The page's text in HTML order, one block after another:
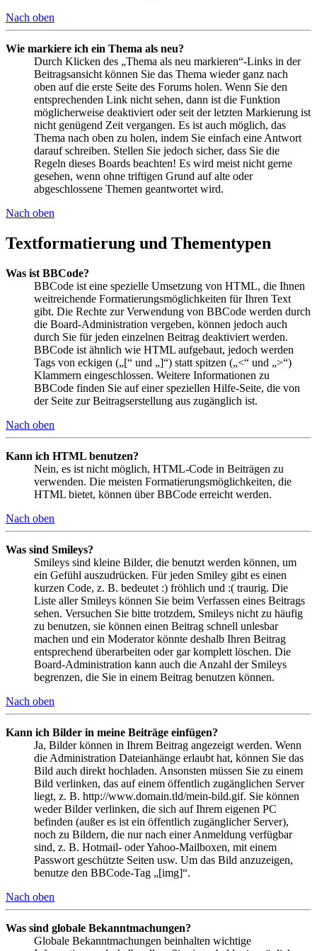
Nach oben
Wie markiere ich ein Thema als neu?
Durch Klicken des „Thema als neu markieren“-Links in der
Beitragsansicht können Sie das Thema wieder ganz nach
oben auf die erste Seite des Forums holen. Wenn Sie den
entsprechenden Link nicht sehen, dann ist die Funktion
möglicherweise deaktiviert oder seit der letzten Markierung ist
nicht genügend Zeit vergangen. Es ist auch möglich, das
Thema nach oben zu holen, indem Sie einfach eine Antwort
darauf schreiben. Stellen Sie jedoch sicher, dass Sie die
Regeln dieses Boards beachten! Es wird meist nicht gerne
gesehen, wenn ohne triftigen Grund auf alte oder
abgeschlossene Themen geantwortet wird.
Nach oben
Textformatierung und Thementypen
Was ist BBCode?
BBCode ist eine spezielle Umsetzung von HTML, die Ihnen
weitreichende Formatierungsmöglichkeiten für Ihren Text
gibt. Die Rechte zur Verwendung von BBCode werden durch
die Board-Administration vergeben, können jedoch auch
durch Sie für jeden einzelnen Beitrag deaktiviert werden.
BBCode ist ähnlich wie HTML aufgebaut, jedoch werden
Tags von eckigen („[“ und „]“) statt spitzen („<“ und „>“)
Klammern eingeschlossen. Weitere Informationen zu
BBCode finden Sie auf einer speziellen Hilfe-Seite, die von
der Seite zur Beitragserstellung aus zugänglich ist.
Nach oben
Kann ich HTML benutzen?
Nein, es ist nicht möglich, HTML-Code in Beiträgen zu
verwenden. Die meisten Formatierungsmöglichkeiten, die
HTML bietet, können über BBCode erreicht werden.
Nach oben
Was sind Smileys?
Smileys sind kleine Bilder, die benutzt werden können, um
ein Gefühl auszudrücken. Für jeden Smiley gibt es einen
kurzen Code, z. B. bedeutet :) fröhlich und :( traurig. Die
Liste aller Smileys können Sie beim Verfassen eines Beitrags
sehen. Versuchen Sie bitte trotzdem, Smileys nicht zu häufig
zu benutzen, sie können einen Beitrag schnell unlesbar
machen und ein Moderator könnte deshalb Ihren Beitrag
entsprechend überarbeiten oder gar komplett löschen. Die
Board-Administration kann auch die Anzahl der Smileys
begrenzen, die Sie in einem Beitrag benutzen können.
Nach oben
Kann ich Bilder in meine Beiträge einfügen?
Ja, Bilder können in Ihrem Beitrag angezeigt werden. Wenn
die Administration Dateianhänge erlaubt hat, können Sie das
Bild auch direkt hochladen. Ansonsten müssen Sie zu einem
Bild verlinken, das auf einem öffentlich zugänglichen Server
liegt, z. B. http://www.domain.tld/mein-bild.gif. Sie können
weder Bilder verlinken, die sich auf Ihrem eigenen PC
befinden (außer es ist ein öffentlich zugänglicher Server),
noch zu Bildern, die nur nach einer Anmeldung verfügbar
sind, z. B. Hotmail- oder Yahoo-Mailboxen, mit einem
Passwort geschützte Seiten usw. Um das Bild anzuzeigen,
benutze den BBCode-Tag „[img]“.
Nach oben
Was sind globale Bekanntmachungen?
Globale Bekanntmachungen beinhalten wichtige